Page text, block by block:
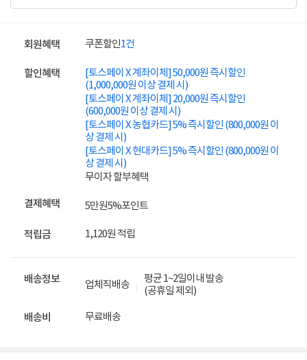
회원혜택 쿠폰할인1건
할인혜택
[토스페이 X 계좌이체] 50,000원 즉시할인
(1,000,000원 이상 결제 시)
[토스페이 X 계좌이체] 20,000원 즉시할인
(600,000원 이상 결제 시)
[토스페이 X 농협카드] 5% 즉시할인 (800,000원 이
상 결제 시)
[토스페이 X 현대카드] 5% 즉시할인 (800,000원 이
상 결제 시)
무이자 할부혜택
결제혜택 5만원5%포인트
적립금 1,120원 적립
배송정보 업체직배송
평균 1~2일이내 발송
(공휴일 제외)
배송비 무료배송